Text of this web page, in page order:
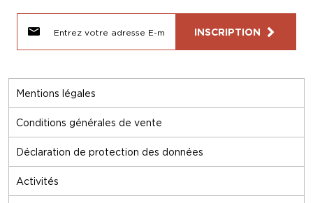
Mentions légales
Conditions générales de vente
Déclaration de protection des données
Activités
INSCRIPTION